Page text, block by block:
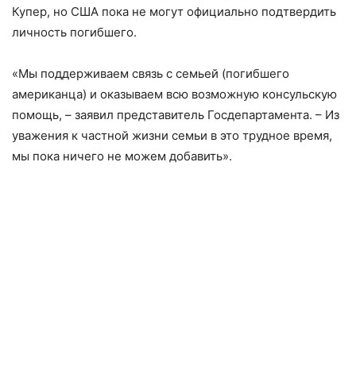
Купер, но США пока не могут официально подтвердить
личность погибшего.
«Мы поддерживаем связь с семьей (погибшего
американца) и оказываем всю возможную консульскую
помощь, – заявил представитель Госдепартамента. – Из
уважения к частной жизни семьи в это трудное время,
мы пока ничего не можем добавить».